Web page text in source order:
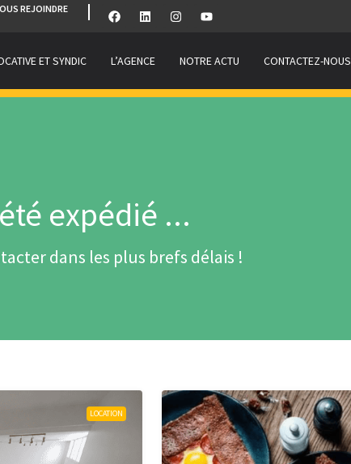
REJOINDRE
ET SYNDIC L’AGENCE NOTRE ACTU CONTACTEZ-NOUS
expédié ...
dans les plus brefs délais !
LOCATION